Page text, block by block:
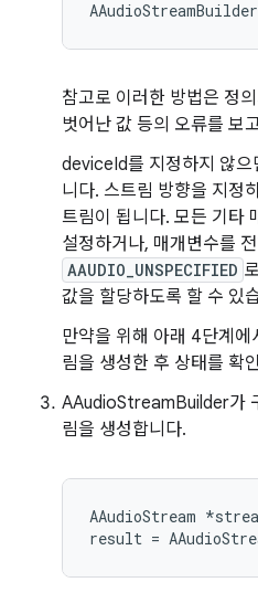
참고로 이러한 방법은 정
벗어난 값 등의 오류를 보
deviceId를 지정하지 않으
니다. 스트림 방향을 지정
트림이 됩니다. 모든 기타
설정하거나, 매개변수를
AAUDIO_UNSPECIFIED
값을 할당하도록 할 수 있
만약을 위해 아래 4단계
림을 생성한 후 상태를 확
AAudioStreamBuilder가
림을 생성합니다.
AAudioStream